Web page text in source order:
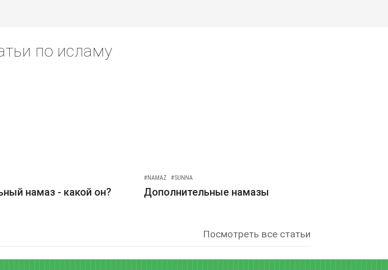
по исламу
намаз - какой он?
#NAMAZ #SUNNA
Дополнительные намазы
Посмотреть все статьи